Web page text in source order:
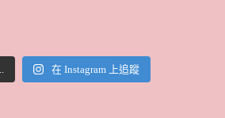
在 Instagram 上追蹤